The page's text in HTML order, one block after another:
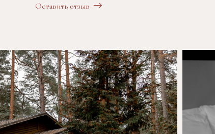
Оставить отзыв